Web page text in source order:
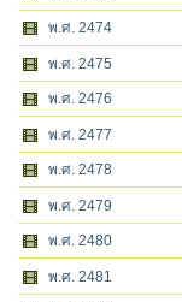
พ.ศ. 2474
พ.ศ. 2475
พ.ศ. 2476
พ.ศ. 2477
พ.ศ. 2478
พ.ศ. 2479
พ.ศ. 2480
พ.ศ. 2481